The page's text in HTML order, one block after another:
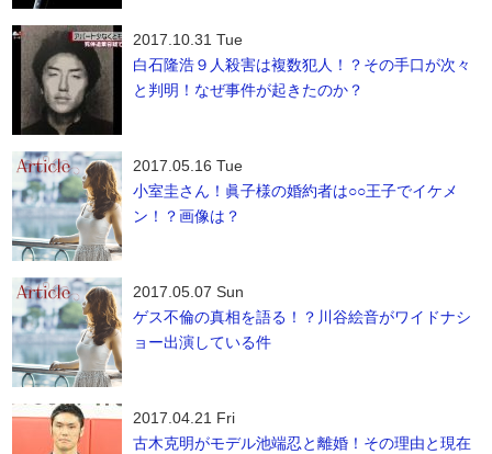
2017.10.31 Tue
白石隆浩９人殺害は複数犯人！？その手口が次々
と判明！なぜ事件が起きたのか？
2017.05.16 Tue
小室圭さん！眞子様の婚約者は○○王子でイケメ
ン！？画像は？
2017.05.07 Sun
ゲス不倫の真相を語る！？川谷絵音がワイドナシ
ョー出演している件
2017.04.21 Fri
古木克明がモデル池端忍と離婚！その理由と現在